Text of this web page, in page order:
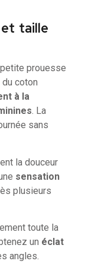
taille
prouesse
coton
à la
. La
sans
la douceur
sensation
plusieurs
toute la
un éclat
angles.